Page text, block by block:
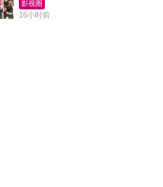
影视圈
16小时前